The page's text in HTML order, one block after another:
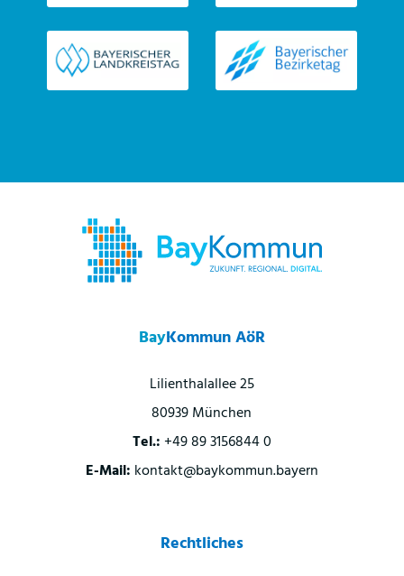
BayKommun AöR
Lilienthalallee 25
80939 München
Tel.: +49 89 3156844 0
E-Mail: kontakt@baykommun.bayern
Rechtliches